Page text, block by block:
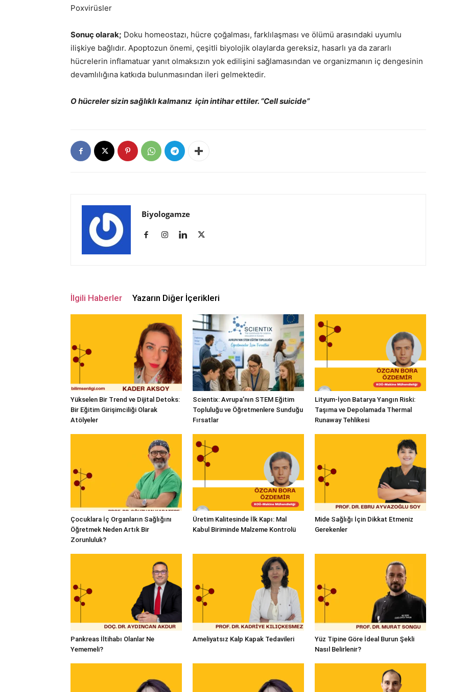
Poxvirüsler
Sonuç olarak; Doku homeostazı, hücre çoğalması, farklılaşması ve ölümü arasındaki uyumlu
ilişkiye bağlıdır. Apoptozun önemi, çeşitli biyolojik olaylarda gereksiz, hasarlı ya da zararlı
hücrelerin inflamatuar yanıt olmaksızın yok edilişini sağlamasından ve organizmanın iç dengesinin
devamlılığına katkıda bulunmasından ileri gelmektedir.
O hücreler sizin sağlıklı kalmanız için intihar ettiler. “Cell suicide”
Biyologamze
İlgili Haberler Yazarın Diğer İçerikleri
Yükselen Bir Trend ve Dijital Detoks:
Bir Eğitim Girişimciliği Olarak
Atölyeler
Scientix: Avrupa’nın STEM Eğitim
Topluluğu ve Öğretmenlere Sunduğu
Fırsatlar
Lityum-İyon Batarya Yangın Riski:
Taşıma ve Depolamada Thermal
Runaway Tehlikesi
Çocuklara İç Organların Sağlığını
Öğretmek Neden Artık Bir
Zorunluluk?
Üretim Kalitesinde İlk Kapı: Mal
Kabul Biriminde Malzeme Kontrolü
Mide Sağlığı İçin Dikkat Etmeniz
Gerekenler
Pankreas İltihabı Olanlar Ne
Yememeli?
Ameliyatsız Kalp Kapak Tedavileri
Yüz Tipine Göre İdeal Burun Şekli
Nasıl Belirlenir?